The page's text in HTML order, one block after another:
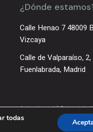
¿Dónde
Calle Henao 7 48009
Vizcaya
Calle de Valparaíso,
Fuenlabrada, Madrid
Aviso Legal|Privacidad
todas